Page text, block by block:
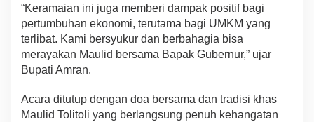
“Keramaian ini juga memberi dampak positif bagi
pertumbuhan ekonomi, terutama bagi UMKM yang
terlibat. Kami bersyukur dan berbahagia bisa
merayakan Maulid bersama Bapak Gubernur,” ujar
Bupati Amran.
Acara ditutup dengan doa bersama dan tradisi khas
Maulid Tolitoli yang berlangsung penuh kehangatan